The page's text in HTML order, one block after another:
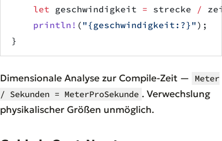
    let
geschwindigkeit = strecke /
    println!
( "{geschwindigkeit:?}"
}
Dimensionale Analyse zur Compile-Zeit —
Meter
/ Sekunden = MeterProSekunde . Verwechslung
physikalischer Größen unmöglich.